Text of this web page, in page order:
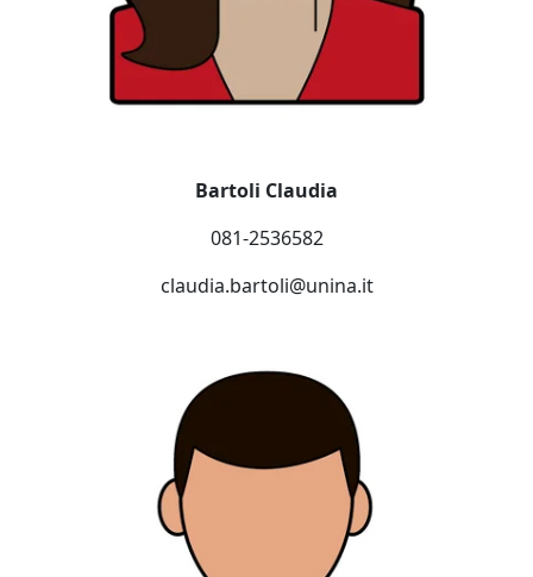
Bartoli Claudia
081-2536582
claudia.bartoli@unina.it